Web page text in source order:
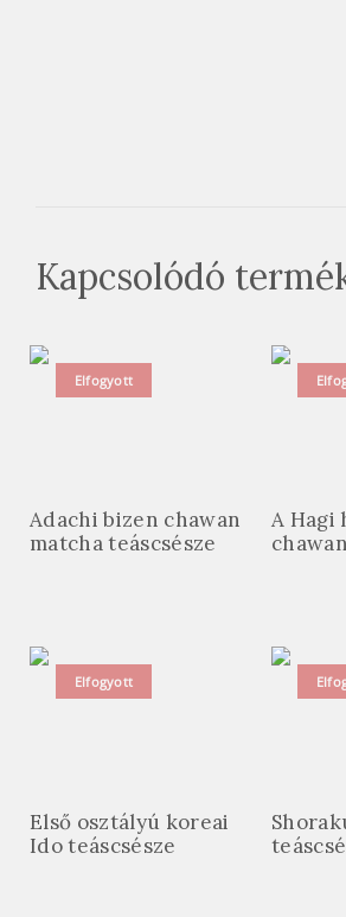
Kapcsolódó
Elfogyott
Adachi bizen chawan
matcha teáscsésze
A Hagi
chawan
Elfogyott
Első osztályú koreai
Ido teáscsésze